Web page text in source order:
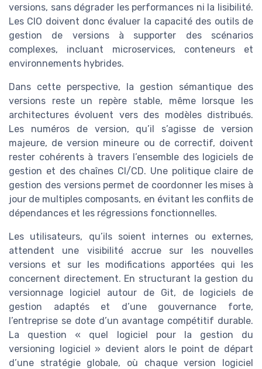
versions, sans dégrader les performances ni la lisibilité.
Les CIO doivent donc évaluer la capacité des outils de
gestion de versions à supporter des scénarios
complexes, incluant microservices, conteneurs et
environnements hybrides.
Dans cette perspective, la gestion sémantique des
versions reste un repère stable, même lorsque les
architectures évoluent vers des modèles distribués.
Les numéros de version, qu’il s’agisse de version
majeure, de version mineure ou de correctif, doivent
rester cohérents à travers l’ensemble des logiciels de
gestion et des chaînes CI/CD. Une politique claire de
gestion des versions permet de coordonner les mises à
jour de multiples composants, en évitant les conflits de
dépendances et les régressions fonctionnelles.
Les utilisateurs, qu’ils soient internes ou externes,
attendent une visibilité accrue sur les nouvelles
versions et sur les modifications apportées qui les
concernent directement. En structurant la gestion du
versionnage logiciel autour de Git, de logiciels de
gestion adaptés et d’une gouvernance forte,
l’entreprise se dote d’un avantage compétitif durable.
La question « quel logiciel pour la gestion du
versioning logiciel » devient alors le point de départ
d’une stratégie globale, où chaque version logiciel